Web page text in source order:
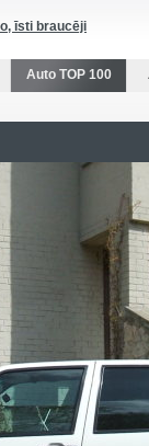
īsti braucēji
Auto TOP 100